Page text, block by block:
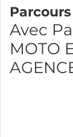
Avec
MOTO